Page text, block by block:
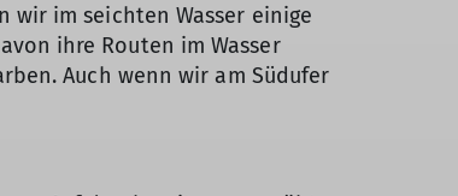
wir im seichten Wasser einige
ihre Routen im Wasser
Auch wenn wir am Südufer